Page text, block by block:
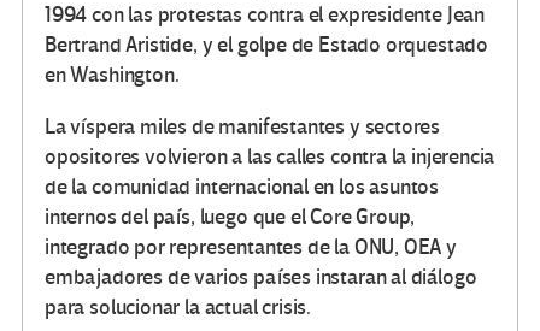
1994 con las protestas contra el expresidente Jean
Bertrand Aristide, y el golpe de Estado orquestado
en Washington.
La víspera miles de manifestantes y sectores
opositores volvieron a las calles contra la injerencia
de la comunidad internacional en los asuntos
internos del país, luego que el Core Group,
integrado por representantes de la ONU, OEA y
embajadores de varios países instaran al diálogo
para solucionar la actual crisis.